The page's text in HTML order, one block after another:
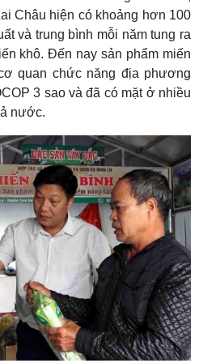
Thị trường
Giá vàng
Tiêu dùng
Tỷ giá
Chứng khoán
Giá cà phê
Châu hiện có khoảng hơn 100
và trung bình mỗi năm tung ra
khô. Đến nay sản phẩm miến
quan chức năng địa phương
3 sao và đã có mặt ở nhiều
nước.